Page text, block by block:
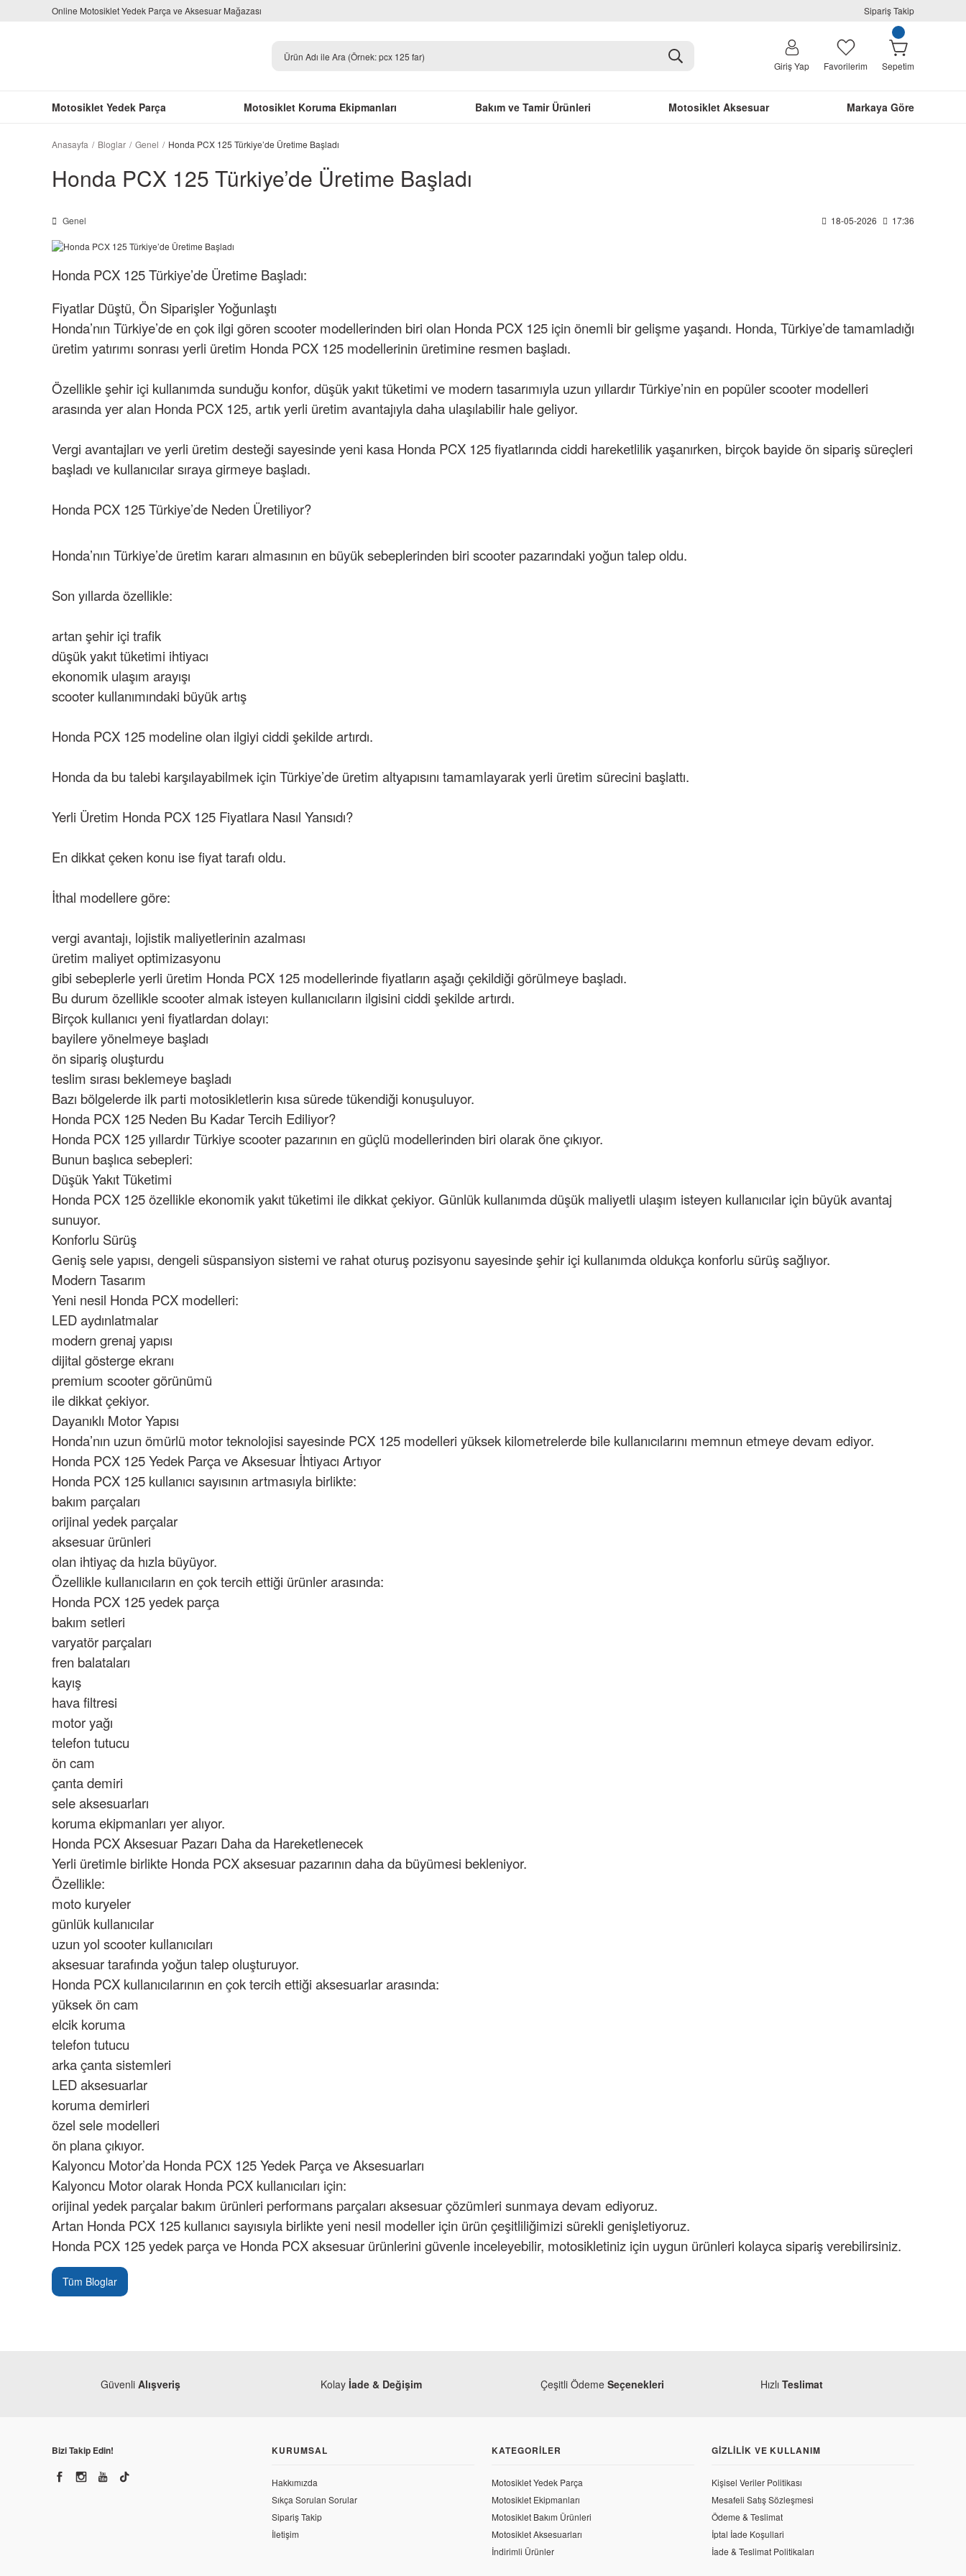
Online Motosiklet Yedek Parça ve Aksesuar Mağazası Sipariş Takip
Giriş Yap Favorilerim Sepetim
Motosiklet Yedek Parça Motosiklet Koruma Ekipmanları Bakım ve Tamir Ürünleri Motosiklet Aksesuar Markaya Göre
Anasayfa Bloglar Genel Honda PCX 125 Türkiye’de Üretime Başladı
Honda PCX 125 Türkiye’de Üretime Başladı
Genel 18-05-2026 17:36
Honda PCX 125 Türkiye’de Üretime Başladı:
Fiyatlar Düştü, Ön Siparişler Yoğunlaştı
Honda’nın Türkiye’de en çok ilgi gören scooter modellerinden biri olan Honda PCX 125 için önemli bir gelişme yaşandı. Honda, Türkiye’de tamamladığı
üretim yatırımı sonrası yerli üretim Honda PCX 125 modellerinin üretimine resmen başladı.
Özellikle şehir içi kullanımda sunduğu konfor, düşük yakıt tüketimi ve modern tasarımıyla uzun yıllardır Türkiye’nin en popüler scooter modelleri
arasında yer alan Honda PCX 125, artık yerli üretim avantajıyla daha ulaşılabilir hale geliyor.
Vergi avantajları ve yerli üretim desteği sayesinde yeni kasa Honda PCX 125 fiyatlarında ciddi hareketlilik yaşanırken, birçok bayide ön sipariş süreçleri
başladı ve kullanıcılar sıraya girmeye başladı.
Honda PCX 125 Türkiye’de Neden Üretiliyor?
Honda’nın Türkiye’de üretim kararı almasının en büyük sebeplerinden biri scooter pazarındaki yoğun talep oldu.
Son yıllarda özellikle:
artan şehir içi trafik
düşük yakıt tüketimi ihtiyacı
ekonomik ulaşım arayışı
scooter kullanımındaki büyük artış
Honda PCX 125 modeline olan ilgiyi ciddi şekilde artırdı.
Honda da bu talebi karşılayabilmek için Türkiye’de üretim altyapısını tamamlayarak yerli üretim sürecini başlattı.
Yerli Üretim Honda PCX 125 Fiyatlara Nasıl Yansıdı?
En dikkat çeken konu ise fiyat tarafı oldu.
İthal modellere göre:
vergi avantajı, lojistik maliyetlerinin azalması
üretim maliyet optimizasyonu
gibi sebeplerle yerli üretim Honda PCX 125 modellerinde fiyatların aşağı çekildiği görülmeye başladı.
Bu durum özellikle scooter almak isteyen kullanıcıların ilgisini ciddi şekilde artırdı.
Birçok kullanıcı yeni fiyatlardan dolayı:
bayilere yönelmeye başladı
ön sipariş oluşturdu
teslim sırası beklemeye başladı
Bazı bölgelerde ilk parti motosikletlerin kısa sürede tükendiği konuşuluyor.
Honda PCX 125 Neden Bu Kadar Tercih Ediliyor?
Honda PCX 125 yıllardır Türkiye scooter pazarının en güçlü modellerinden biri olarak öne çıkıyor.
Bunun başlıca sebepleri:
Düşük Yakıt Tüketimi
Honda PCX 125 özellikle ekonomik yakıt tüketimi ile dikkat çekiyor. Günlük kullanımda düşük maliyetli ulaşım isteyen kullanıcılar için büyük avantaj
sunuyor.
Konforlu Sürüş
Geniş sele yapısı, dengeli süspansiyon sistemi ve rahat oturuş pozisyonu sayesinde şehir içi kullanımda oldukça konforlu sürüş sağlıyor.
Modern Tasarım
Yeni nesil Honda PCX modelleri:
LED aydınlatmalar
modern grenaj yapısı
dijital gösterge ekranı
premium scooter görünümü
ile dikkat çekiyor.
Dayanıklı Motor Yapısı
Honda’nın uzun ömürlü motor teknolojisi sayesinde PCX 125 modelleri yüksek kilometrelerde bile kullanıcılarını memnun etmeye devam ediyor.
Honda PCX 125 Yedek Parçave Aksesuar İhtiyacı Artıyor
Honda PCX 125 kullanıcı sayısının artmasıyla birlikte:
bakım parçaları
orijinal yedek parçalar
aksesuar ürünleri
olan ihtiyaç da hızla büyüyor.
Özellikle kullanıcıların en çok tercih ettiği ürünler arasında:
Honda PCX 125 yedek parça
bakım setleri
varyatör parçaları
fren balataları
kayış
hava filtresi
motor yağı
telefon tutucu
ön cam
çanta demiri
sele aksesuarları
koruma ekipmanları yer alıyor.
Honda PCX Aksesuar Pazarı Daha da Hareketlenecek
Yerli üretimle birlikte Honda PCX aksesuar pazarının daha da büyümesi bekleniyor.
Özellikle:
moto kuryeler
günlük kullanıcılar
uzun yol scooter kullanıcıları
aksesuar tarafında yoğun talep oluşturuyor.
Honda PCX kullanıcılarının en çok tercih ettiği aksesuarlar arasında:
yüksek ön cam
elcik koruma
telefon tutucu
arka çanta sistemleri
LED aksesuarlar
koruma demirleri
özel sele modelleri
ön plana çıkıyor.
Kalyoncu Motor’da Honda PCX 125 Yedek Parça ve Aksesuarları
Kalyoncu Motor olarak Honda PCX kullanıcıları için:
orijinal yedek parçalar bakım ürünleri performans parçaları aksesuar çözümleri sunmaya devam ediyoruz.
Artan Honda PCX 125 kullanıcı sayısıyla birlikte yeni nesil modeller için ürün çeşitliliğimizi sürekli genişletiyoruz.
Honda PCX 125 yedek parçave Honda PCX aksesuar ürünlerini güvenle inceleyebilir, motosikletiniz için uygun ürünleri kolayca sipariş verebilirsiniz.
Tüm Bloglar
Güvenli Alışveriş Kolay İade & Değişim Çeşitli Ödeme Seçenekleri Hızlı Teslimat
Bizi Takip Edin! KURUMSAL
Hakkımızda
Sıkça Sorulan Sorular
Sipariş Takip
İletişim
KATEGORILER
Motosiklet Yedek Parça
Motosiklet Ekipmanları
Motosiklet Bakım Ürünleri
Motosiklet Aksesuarları
İndirimli Ürünler
GIZLILIK VE KULLANIM
Kişisel Veriler Politikası
Mesafeli Satış Sözleşmesi
Ödeme & Teslimat
İptal İade Koşullari
İade & Teslimat Politikaları